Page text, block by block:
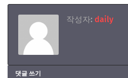
작성자: daily
댓글 쓰기